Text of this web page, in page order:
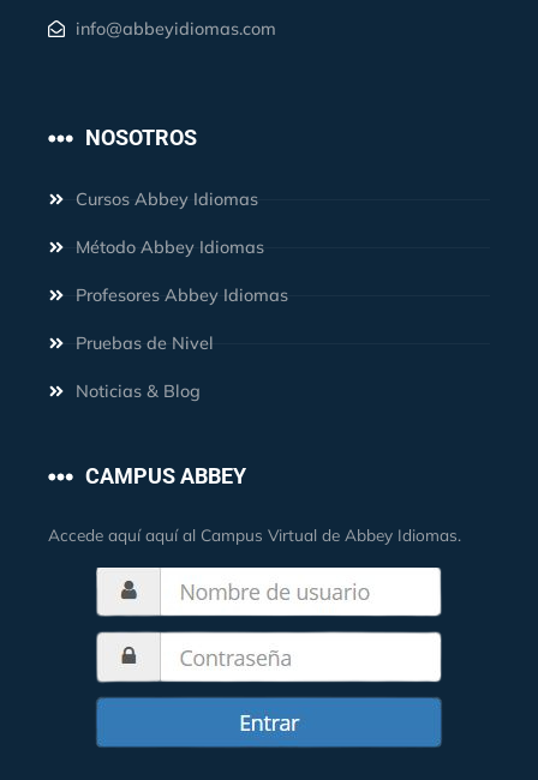
info@abbeyidiomas.com
NOSOTROS
Cursos Abbey Idiomas
Método Abbey Idiomas
Profesores Abbey Idiomas
Pruebas de Nivel
Noticias & Blog
CAMPUS ABBEY
Accede aquí aquí al Campus Virtual de Abbey Idiomas.